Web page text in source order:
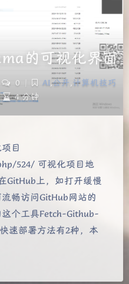
的可视化界面
0 AI,公开,计算机技巧
4 分钟
目
524/ 可视化项目地
GitHub上，如打开缓慢
畅访问GitHub网站的
个工具Fetch-Github-
速部署方法有2种，本